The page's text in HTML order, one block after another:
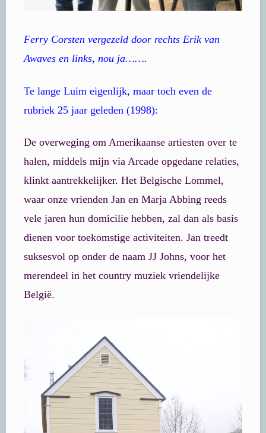
Ferry Corsten vergezeld door rechts Erik van
Awaves en links, nou ja…….
Te lange Luim eigenlijk, maar toch even de
rubriek 25 jaar geleden (1998):
De overweging om Amerikaanse artiesten over te
halen, middels mijn via Arcade opgedane relaties,
klinkt aantrekkelijker. Het Belgische Lommel,
waar onze vrienden Jan en Marja Abbing reeds
vele jaren hun domicilie hebben, zal dan als basis
dienen voor toekomstige activiteiten. Jan treedt
suksesvol op onder de naam JJ Johns, voor het
merendeel in het country muziek vriendelijke
België.